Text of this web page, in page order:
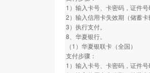
1）输入卡号、卡密码，证件
2）输入信用卡失效期（储蓄
3）执行支付。
8、华夏银行。
（1）华夏银联卡（全国）
支付步骤：
1）输入卡号、卡密码，证件